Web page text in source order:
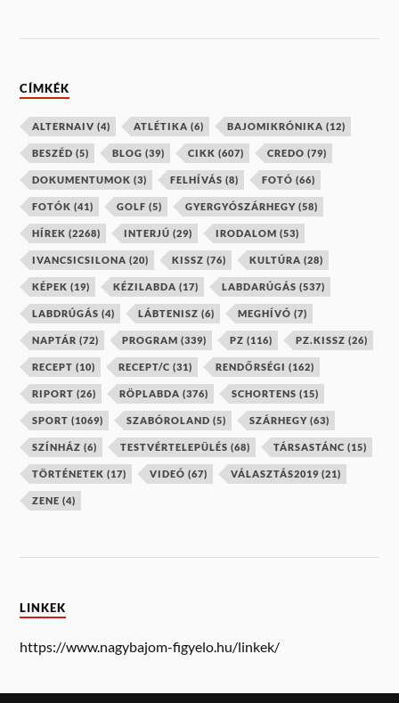
CÍMKÉK
ALTERNAIV (4) ATLÉTIKA (6) BAJOMIKRÓNIKA (12)
BESZÉD (5) BLOG (39) CIKK (607) CREDO (79)
DOKUMENTUMOK (3) FELHÍVÁS (8) FOTÓ (66)
FOTÓK (41) GOLF (5) GYERGYÓSZÁRHEGY (58)
HÍREK (2268) INTERJÚ (29) IRODALOM (53)
IVANCSICSILONA (20) KISSZ (76) KULTÚRA (28)
KÉPEK (19) KÉZILABDA (17) LABDARÚGÁS (537)
LABDRÚGÁS (4) LÁBTENISZ (6) MEGHÍVÓ (7)
NAPTÁR (72) PROGRAM (339) PZ (116) PZ.KISSZ (26)
RECEPT (10) RECEPT/C (31) RENDŐRSÉGI (162)
RIPORT (26) RÖPLABDA (376) SCHORTENS (15)
SPORT (1069) SZABÓROLAND (5) SZÁRHEGY (63)
SZÍNHÁZ (6) TESTVÉRTELEPÜLÉS (68) TÁRSASTÁNC (15)
TÖRTÉNETEK (17) VIDEÓ (67) VÁLASZTÁS2019 (21)
ZENE (4)
LINKEK
https://www.nagybajom-figyelo.hu/linkek/